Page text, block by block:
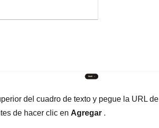
del cuadro de texto y pegue la URL de
de hacer clic en Agregar .